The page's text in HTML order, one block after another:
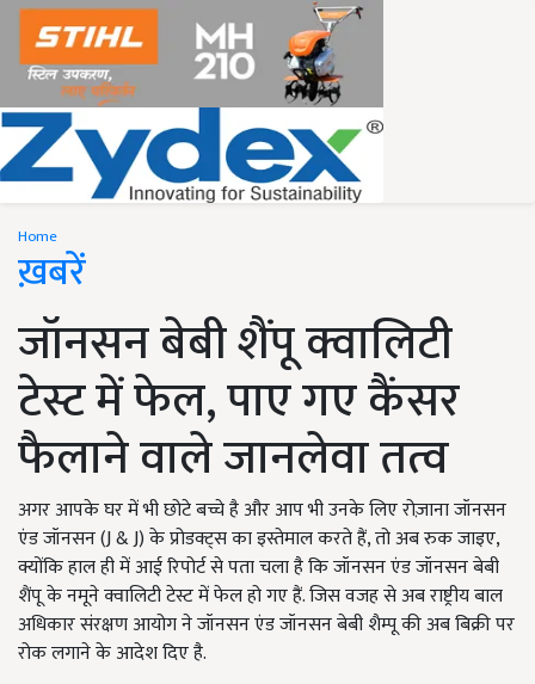
Home
ख़बरें
जॉनसन बेबी शैंपू क्वालिटी
टेस्ट में फेल, पाए गए कैंसर
फैलाने वाले जानलेवा तत्व
अगर आपके घर में भी छोटे बच्चे है और आप भी उनके लिए रोज़ाना जॉनसन
एंड जॉनसन (J & J) के प्रोडक्ट्स का इस्तेमाल करते हैं, तो अब रुक जाइए,
क्योंकि हाल ही में आई रिपोर्ट से पता चला है कि जॉनसन एंड जॉनसन बेबी
शैंपू के नमूने क्वालिटी टेस्ट में फेल हो गए हैं. जिस वजह से अब राष्ट्रीय बाल
अधिकार संरक्षण आयोग ने जॉनसन एंड जॉनसन बेबी शैम्पू की अब बिक्री पर
रोक लगाने के आदेश दिए है.